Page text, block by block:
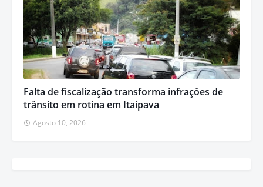
Falta de fiscalização transforma infrações de
trânsito em rotina em Itaipava
Agosto 10, 2026